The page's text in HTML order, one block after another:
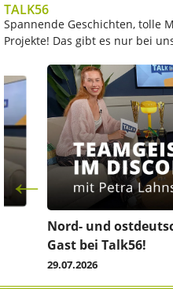
TALK56
Spannende Geschichten, tolle
Projekte! Das gibt es nur bei
Nord- und
Gast bei Talk56!
29.07.2026